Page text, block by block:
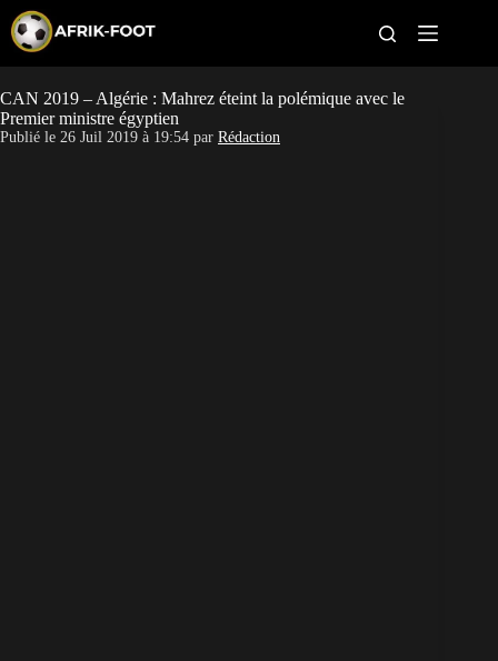
p
o
c
o
CAN féminine
CAN 2019 – Algérie : Mahrez éteint la polémique avec le
Premier ministre égyptien
Publié le 26 Juil 2019 à 19:54 par Rédaction